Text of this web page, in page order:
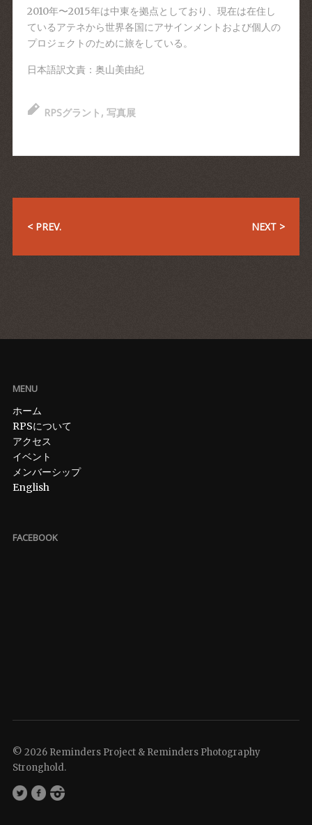
2010年〜2015年は中東を拠点としており、現在は在住し
ているアテネから世界各国にアサインメントおよび個人の
プロジェクトのために旅をしている。
日本語訳文責：奥山美由紀
RPSグラント , 写真展
< PREV. NEXT >
MENU
ホーム
RPSについて
アクセス
イベント
メンバーシップ
English
FACEBOOK
© 2026 Reminders Project & Reminders Photography
Stronghold.